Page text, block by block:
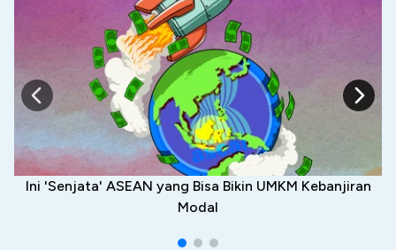
Ini 'Senjata' ASEAN yang Bisa Bikin UMKM Kebanjiran
Modal